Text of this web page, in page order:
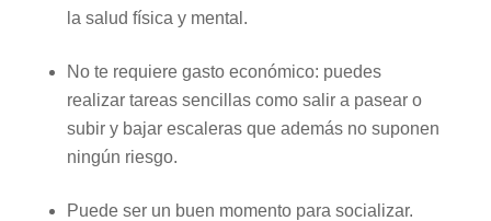
la salud física y mental.
No te requiere gasto económico: puedes
realizar tareas sencillas como salir a pasear o
subir y bajar escaleras que además no suponen
ningún riesgo.
Puede ser un buen momento para socializar.